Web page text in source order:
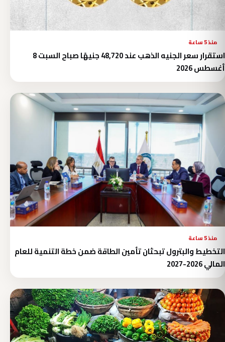
منذ 5 ساعة
استقرار سعر الجنيه الذهب عند 48,720 جنيهًا صباح السبت 8
أغسطس 2026
منذ 5 ساعة
التخطيط والبترول تبحثان تأمين الطاقة ضمن خطة التنمية للعام
المالي 2026-2027